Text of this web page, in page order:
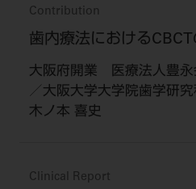
Contribution
歯内療法における
大阪府開業 医療法人豊永
／大阪大学大学院歯学研
木ノ本 喜史
Clinical Report